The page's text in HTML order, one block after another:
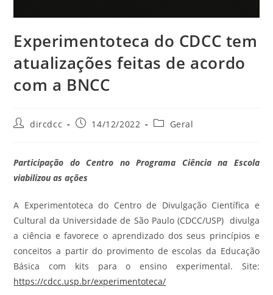
Experimentoteca do CDCC tem
atualizações feitas de acordo
com a BNCC
dircdcc 14/12/2022 Geral
Participação do Centro no Programa Ciência na Escola
viabilizou as ações
A Experimentoteca do Centro de Divulgação Científica e
Cultural da Universidade de São Paulo (CDCC/USP) divulga
a ciência e favorece o aprendizado dos seus princípios e
conceitos a partir do provimento de escolas da Educação
Básica com kits para o ensino experimental. Site:
https://cdcc.usp.br/experimentoteca/